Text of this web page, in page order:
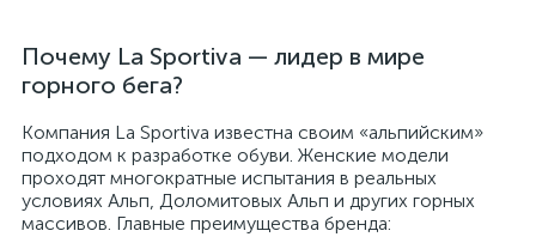
Почему La Sportiva — лидер в мире
горного бега?
Компания La Sportiva известна своим «альпийским»
подходом к разработке обуви. Женские модели
проходят многократные испытания в реальных
условиях Альп, Доломитовых Альп и других горных
массивов. Главные преимущества бренда: